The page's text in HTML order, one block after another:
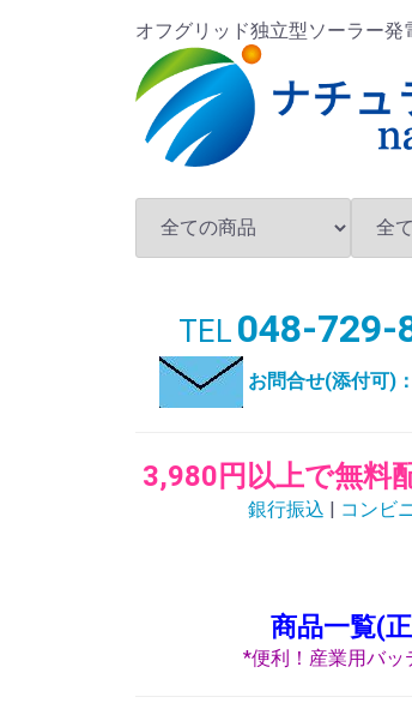
オフグリッド独立型ソーラー
TEL 048-729-
お問合せ(添付可)
3,980円以上で無料
銀行振込 | コンビ
商品一覧(
*便利！産業用バッ